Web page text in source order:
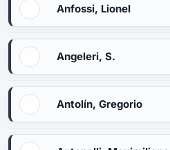
Anfossi, Lionel
Angeleri, S.
Antolín, Gregorio